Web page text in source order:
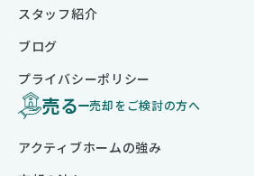
売る 売却をご検討の方へ
アクティブホームの強み
スタッフ紹介
ブログ
プライバシーポリシー